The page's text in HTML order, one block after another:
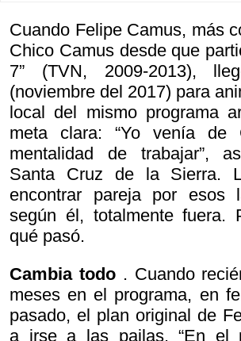
Cuando Felipe Camus, más
Chico Camus desde que
7” (TVN, 2009-2013),
(noviembre del 2017) para
local del mismo programa
meta clara: “Yo venía de
mentalidad de trabajar”,
Santa Cruz de la Sierra.
encontrar pareja por esos
según él, totalmente fuera.
qué pasó.
Cambia todo. Cuando
meses en el programa, en
pasado, el plan original de
a irse a las pailas. “En el